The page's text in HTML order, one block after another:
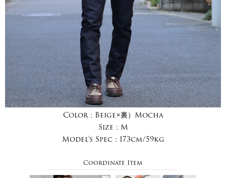
Color : Beige×裏）Mocha
Size : M
Model's Spec : 173cm/59kg
Coordinate Item